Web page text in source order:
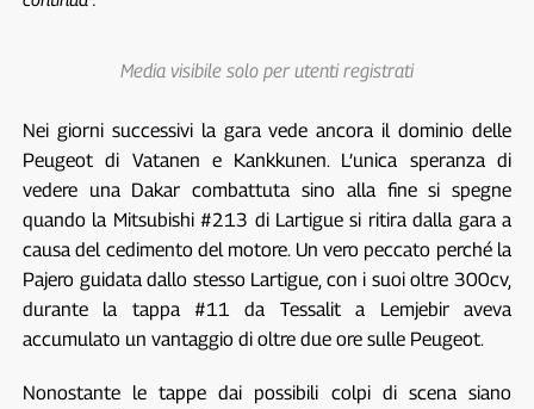
Media visibile solo per utenti registrati
Nei giorni successivi la gara vede ancora il dominio delle
Peugeot di Vatanen e Kankkunen. L’unica speranza di
vedere una Dakar combattuta sino alla fine si spegne
quando la Mitsubishi #213 di Lartigue si ritira dalla gara a
causa del cedimento del motore. Un vero peccato perché la
Pajero guidata dallo stesso Lartigue, con i suoi oltre 300cv,
durante la tappa #11 da Tessalit a Lemjebir aveva
accumulato un vantaggio di oltre due ore sulle Peugeot.
Nonostante le tappe dai possibili colpi di scena siano